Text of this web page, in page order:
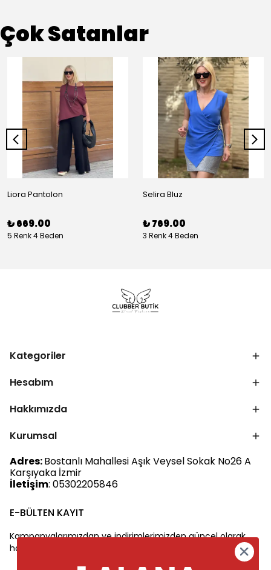
Çok Satanlar
Liora Pantolon
₺ 669.00
5 Renk 4 Beden
Selira Bluz
₺ 769.00
3 Renk 4 Beden
Kategoriler
Hesabım
Hakkımızda
Kurumsal
Adres:Bostanlı Mahallesi Aşık Veysel Sokak No26 A
Karşıyaka İzmir
İletişim: 05302205846
E-BÜLTEN KAYIT
Kampanyalarımızdan ve indirimlerimizden güncel olarak
haberdar olun.